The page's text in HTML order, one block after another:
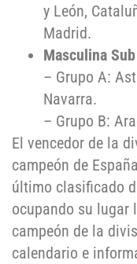
y León,
Madrid.
Masculina
– Grupo A:
Navarra.
– Grupo B:
El vencedor de la
campeón de
último clasificado
ocupando su lugar
campeón de la
calendario e